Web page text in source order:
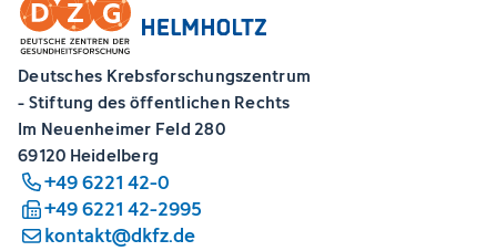
Deutsches Krebsforschungszentrum
- Stiftung des öffentlichen Rechts
Im Neuenheimer Feld 280
69120 Heidelberg
+49 6221 42-0
+49 6221 42-2995
kontakt@dkfz.de